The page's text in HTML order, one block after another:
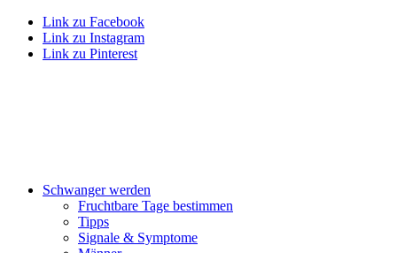
Link zu Facebook
Link zu Instagram
Link zu Pinterest
Schwan­ger wer­den
Frucht­ba­re Tage bestim­men
Tipps
Signa­le & Sym­pto­me